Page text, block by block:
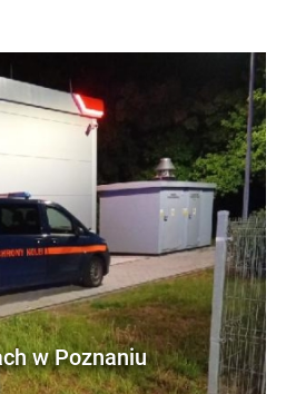
w Poznaniu